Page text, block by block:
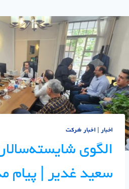
اخبار اخبار شرکت
الگوی
سعید غدیر | پیام